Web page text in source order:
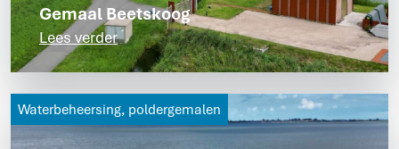
Gemaal Beetskoog
Lees verder
Waterbeheersing, poldergemalen